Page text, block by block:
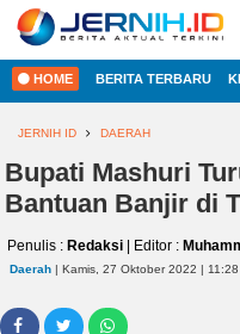
HOME
REGIONAL
NASIONAL
ADVERTORIAL
FOTO
VIDEO
PESONA
JAMBI
PESONA
PESONA
CAKRAWALA
2022
JERNIH.ID
•
Developed
HOME BERITA TERBARU
JERNIH ID DAERAH
Bupati Mashuri
Bantuan Banjir di
Penulis : Redaksi | Editor :
Daerah | Kamis, 27 Oktober 2022 | 11:28